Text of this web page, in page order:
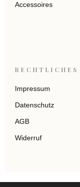
Accessoires
RECHTLICHES
Impressum
Datenschutz
AGB
Widerruf